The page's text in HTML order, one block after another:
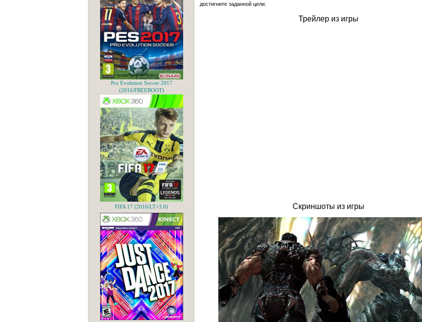
достигните заданной цели.
Трейлер из игры
Скриншоты из игры
Pro Evolution Soccer 2017
(2016/FREEBOOT)
FIFA 17 (2016/LT+3.0)